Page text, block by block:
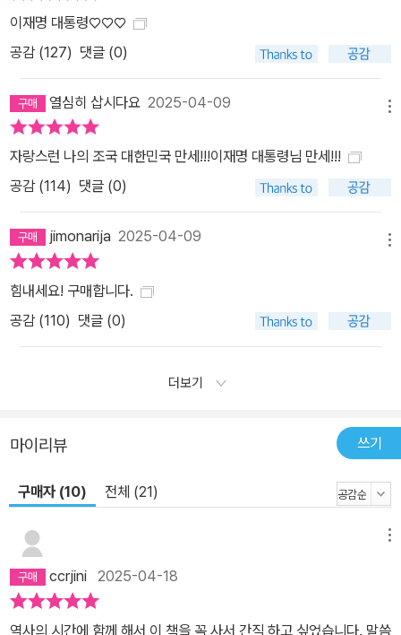
이재명 대통령♡♡♡
공감 (127) 댓글 (0)
열심히 삽시다요 2025-04-09
자랑스런 나의 조국 대한민국 만세!!!이재명 대통령님 만세!!!
공감 (114) 댓글 (0)
jimonarija 2025-04-09
힘내세요! 구매합니다.
공감 (110) 댓글 (0)
더보기
마이리뷰 쓰기
구매자 (10) 전체 (21)
ccrjini 2025-04-18
역사의 시간에 함께 해서 이 책을 꼭 사서 간직 하고 싶었습니다. 말씀